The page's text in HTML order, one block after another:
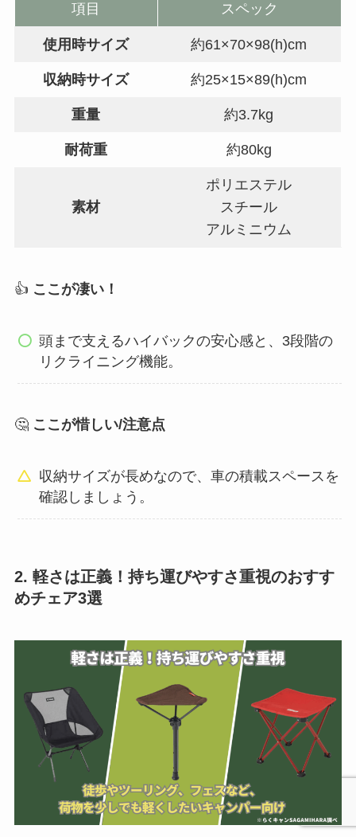
項目 スペック
使用時サイズ 約61×70×98(h)cm
収納時サイズ 約25×15×89(h)cm
重量 約3.7kg
耐荷重 約80kg
素材
ポリエステル
スチール
アルミニウム
👍 ここが凄い！
頭まで支えるハイバックの安心感と、3段階の
リクライニング機能。
🤔 ここが惜しい/注意点
収納サイズが長めなので、車の積載スペースを
確認しましょう。
2. 軽さは正義！持ち運びやすさ重視のおすす
めチェア3選